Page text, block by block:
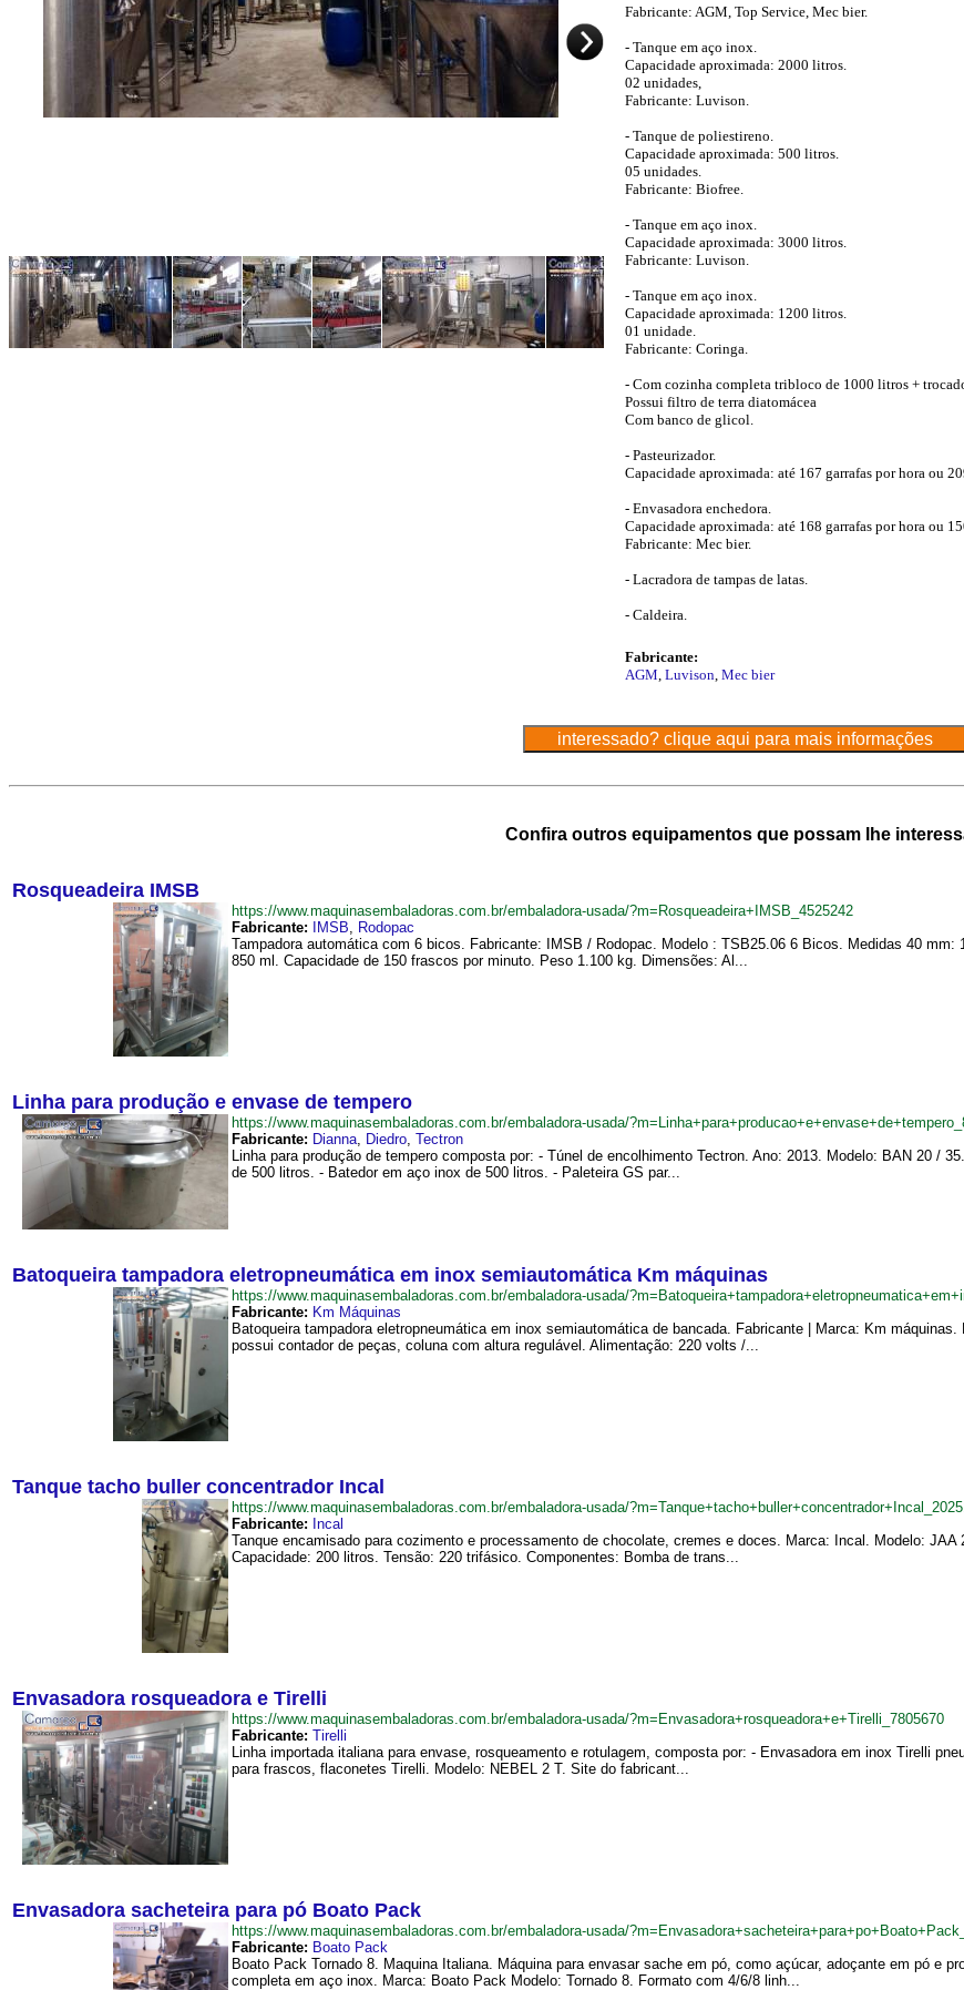
Fabricante: AGM, Top Service, Mec bier.
- Tanque em aço inox.
Capacidade aproximada: 2000 litros.
02 unidades,
Fabricante: Luvison.
- Tanque de poliestireno.
Capacidade aproximada: 500 litros.
05 unidades.
Fabricante: Biofree.
- Tanque em aço inox.
Capacidade aproximada: 3000 litros.
Fabricante: Luvison.
- Tanque em aço inox.
Capacidade aproximada: 1200 litros.
01 unidade.
Fabricante: Coringa.
- Com cozinha completa tribloco de 1000 litros +
Possui filtro de terra diatomácea
Com banco de glicol.
- Pasteurizador.
Capacidade aproximada: até 167 garrafas por hora ou
- Envasadora enchedora.
Capacidade aproximada: até 168 garrafas por hora ou
Fabricante: Mec bier.
- Lacradora de tampas de latas.
- Caldeira.
Fabricante:
AGM, Luvison, Mec bier
Confira outros equipamentos que possam lhe
Rosqueadeira IMSB
https://www.maquinasembaladoras.com.br/embaladora-usada/?m=Rosqueadeira+IMSB_4525242
Fabricante:
IMSB, Rodopac
Tampadora automática com 6 bicos. Fabricante: IMSB / Rodopac. Modelo : TSB25.06 6 Bicos. Medidas 40
850 ml. Capacidade de 150 frascos por minuto. Peso 1.100 kg. Dimensões: Al...
Linha para produção e envase de tempero
https://www.maquinasembaladoras.com.br/embaladora-usada/
Fabricante: Dianna, Diedro, Tectron
Linha para produção de tempero composta por: - Túnel de encolhimento Tectron. Ano: 2013. Modelo: BAN 20 /
de 500 litros. - Batedor em aço inox de 500 litros. - Paleteira GS par...
Batoqueira tampadora eletropneumática em inox semiautomática Km máquinas
https://www.maquinasembaladoras.com.br/embaladora-usada/
Fabricante: Km Máquinas
Batoqueira tampadora eletropneumática em inox semiautomática de bancada. Fabricante | Marca: Km
possui contador de peças, coluna com altura regulável. Alimentação: 220 volts /...
Tanque tacho buller concentrador Incal
https://www.maquinasembaladoras.com.br/embaladora-usada/
Fabricante: Incal
Tanque encamisado para cozimento e processamento de chocolate, cremes e doces. Marca: Incal. Modelo:
Capacidade: 200 litros. Tensão: 220 trifásico. Componentes: Bomba de trans...
Envasadora rosqueadora e Tirelli
https://www.maquinasembaladoras.com.br/embaladora-usada/?m=Envasadora+rosqueadora+e+Tirelli_7805670
Fabricante: Tirelli
Linha importada italiana para envase, rosqueamento e rotulagem, composta por: - Envasadora em inox Tirelli
para frascos, flaconetes Tirelli. Modelo: NEBEL 2 T. Site do fabricant...
Envasadora sacheteira para pó Boato Pack
https://www.maquinasembaladoras.com.br/embaladora-usada/
Fabricante: Boato Pack
Boato Pack Tornado 8. Maquina Italiana. Máquina para envasar sache em pó, como açúcar, adoçante em pó e
completa em aço inox. Marca: Boato Pack Modelo: Tornado 8. Formato com 4/6/8 linh...